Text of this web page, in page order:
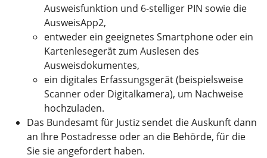
Ausweisfunktion und 6-stelliger PIN sowie die
AusweisApp2,
entweder ein geeignetes Smartphone oder ein
Kartenlesegerät zum Auslesen des
Ausweisdokumentes,
ein digitales Erfassungsgerät (beispielsweise
Scanner oder Digitalkamera), um Nachweise
hochzuladen.
Das Bundesamt für Justiz sendet die Auskunft dann
an Ihre Postadresse oder an die Behörde, für die
Sie sie angefordert haben.